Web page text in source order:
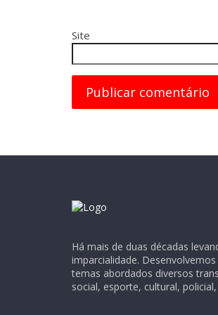
Site
Há mais de duas décadas
imparcialidade.
temas abordados diversos
social, esporte, cultural,